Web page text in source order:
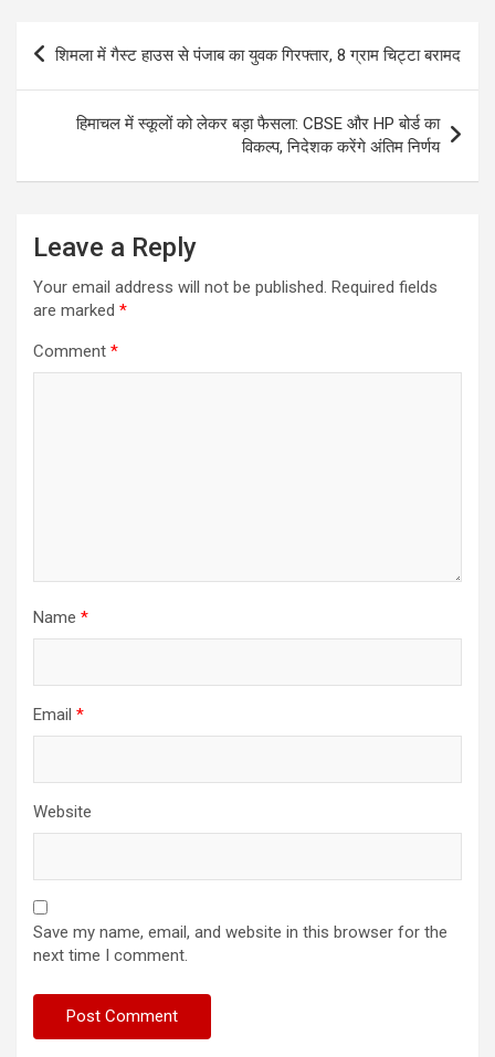
Post
शिमला में गैस्ट हाउस से पंजाब का युवक गिरफ्तार, 8 ग्राम चिट्टा बरामद
हिमाचल में स्कूलों को लेकर बड़ा फैसला: CBSE और HP बोर्ड का
विकल्प, निदेशक करेंगे अंतिम निर्णय
Leave a Reply
Your email address will not be published. Required fields
are marked *
Comment *
Name *
Email *
Website
Save my name, email, and website in this browser for the
next time I comment.